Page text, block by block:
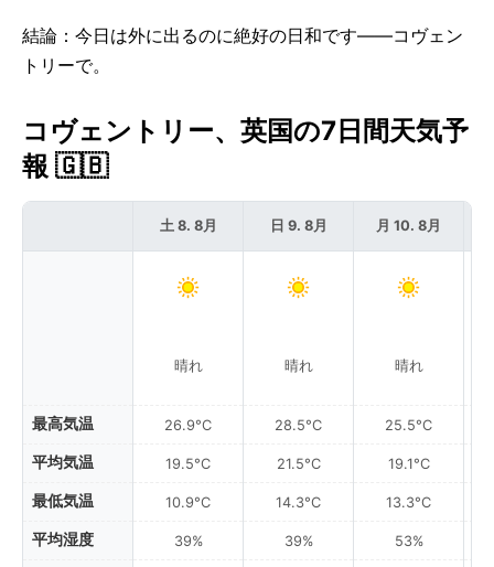
結論：今日は外に出るのに絶好の日和です——コヴェン
トリーで。
コヴェントリー、英国の7日間天気予
報 🇬🇧
最高気温
平均気温
最低気温
平均湿度
土 8. 8月
晴れ
26.9°C
19.5°C
10.9°C
39%
日 9. 8月
晴れ
28.5°C
21.5°C
14.3°C
39%
月 10. 8月
晴れ
25.5°C
19.1°C
13.3°C
53%